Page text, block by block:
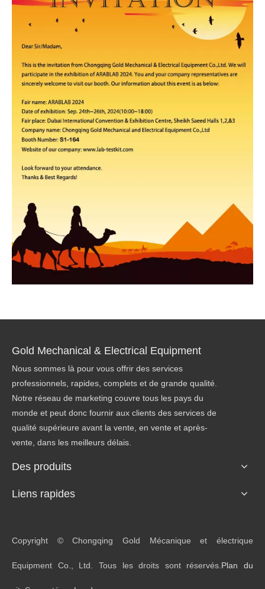
Gold Mechanical & Electrical Equipment
Nous sommes là pour vous offrir des services
professionnels, rapides, complets et de grande qualité.
Notre réseau de marketing couvre tous les pays du
monde et peut donc fournir aux clients des services de
qualité supérieure avant la vente, en vente et après-
vente, dans les meilleurs délais.
Des produits
Liens rapides
Copyright © Chongqing Gold Mécanique et électrique
Equipment Co., Ltd. Tous les droits sont réservés. Plan du